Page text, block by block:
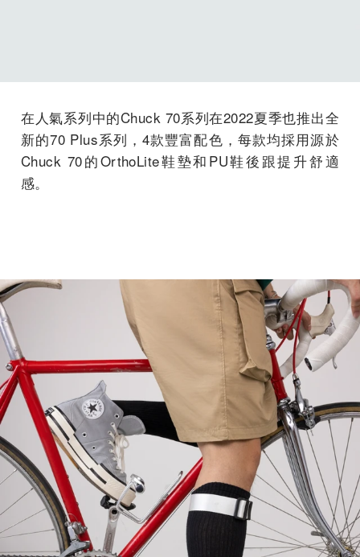
在人氣系列中的Chuck 70系列在2022夏季也推出全
新的70 Plus系列，4款豐富配色，每款均採用源於
Chuck 70的OrthoLite鞋墊和PU鞋後跟提升舒適
感。